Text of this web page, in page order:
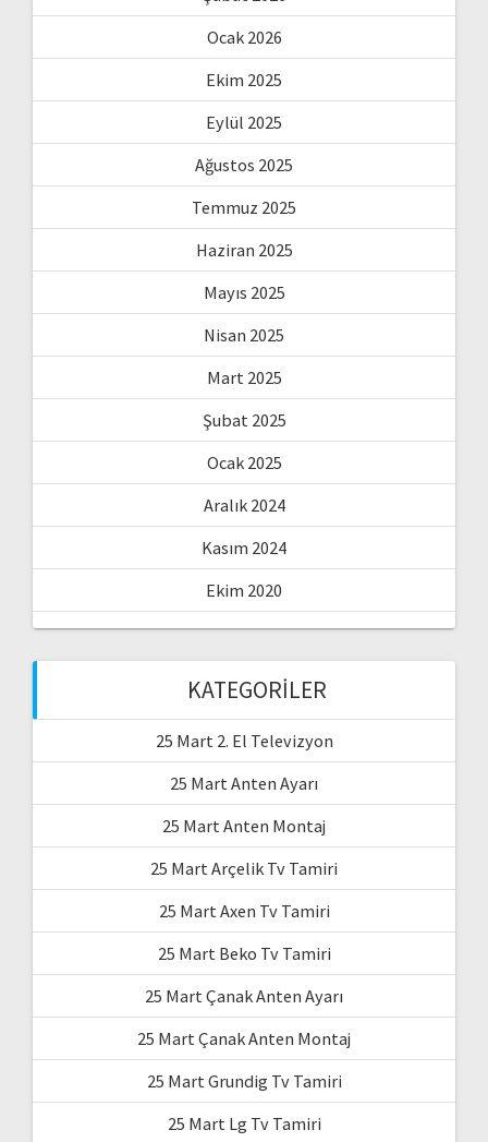
Ocak 2026
Ekim 2025
Eylül 2025
Ağustos 2025
Temmuz 2025
Haziran 2025
Mayıs 2025
Nisan 2025
Mart 2025
Şubat 2025
Ocak 2025
Aralık 2024
Kasım 2024
Ekim 2020
KATEGORILER
25 Mart 2. El Televizyon
25 Mart Anten Ayarı
25 Mart Anten Montaj
25 Mart Arçelik Tv Tamiri
25 Mart Axen Tv Tamiri
25 Mart Beko Tv Tamiri
25 Mart Çanak Anten Ayarı
25 Mart Çanak Anten Montaj
25 Mart Grundig Tv Tamiri
25 Mart Lg Tv Tamiri